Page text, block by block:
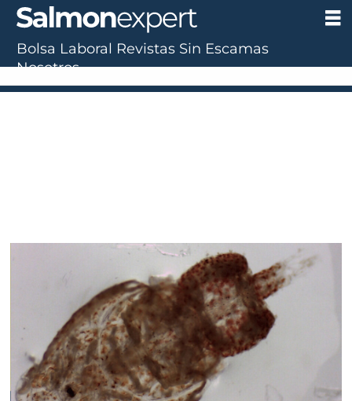
Bolsa Laboral Revistas Sin Escamas
Nosotros